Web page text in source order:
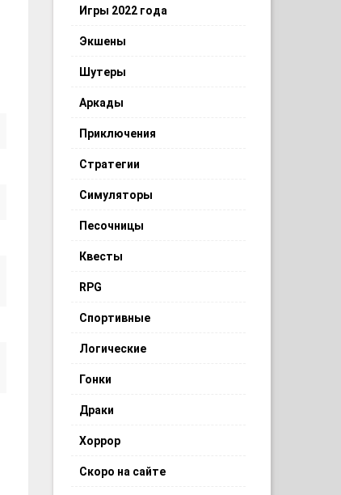
Игры 2022 года
Экшены
Шутеры
Аркады
Приключения
Стратегии
Симуляторы
Песочницы
Квесты
RPG
Спортивные
Логические
Гонки
Драки
Хоррор
Скоро на сайте